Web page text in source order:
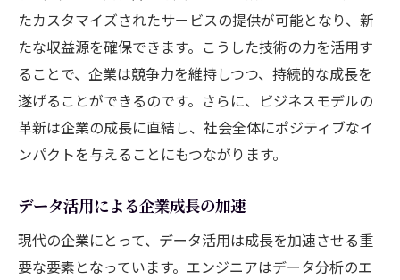
たカスタマイズされたサービスの提供が可能となり、新
たな収益源を確保できます。こうした技術の力を活用す
ることで、企業は競争力を維持しつつ、持続的な成長を
遂げることができるのです。さらに、ビジネスモデルの
革新は企業の成長に直結し、社会全体にポジティブなイ
ンパクトを与えることにもつながります。
データ活用による企業成長の加速
現代の企業にとって、データ活用は成長を加速させる重
要な要素となっています。エンジニアはデータ分析のエ